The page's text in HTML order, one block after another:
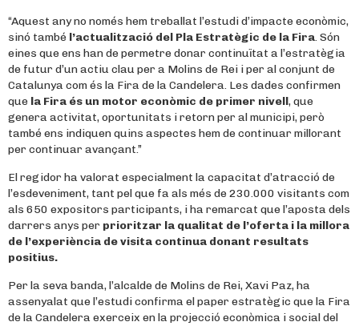
“Aquest any no només hem treballat l’estudi d’impacte econòmic,
sinó també l’actualització del Pla Estratègic de la Fira. Són
eines que ens han de permetre donar continuïtat a l’estratègia
de futur d’un actiu clau per a Molins de Rei i per al conjunt de
Catalunya com és la Fira de la Candelera. Les dades confirmen
que la Fira és un motor econòmic de primer nivell, que
genera activitat, oportunitats i retorn per al municipi, però
també ens indiquen quins aspectes hem de continuar millorant
per continuar avançant.”
El regidor ha valorat especialment la capacitat d’atracció de
l’esdeveniment, tant pel que fa als més de 230.000 visitants com
als 650 expositors participants, i ha remarcat que l’aposta dels
darrers anys per prioritzar la qualitat de l’oferta i la millora
de l’experiència de visita continua donant resultats
positius.
Per la seva banda, l’alcalde de Molins de Rei, Xavi Paz, ha
assenyalat que l’estudi confirma el paper estratègic que la Fira
de la Candelera exerceix en la projecció econòmica i social del